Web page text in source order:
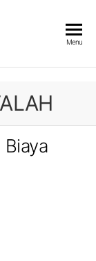
Menu
Biaya